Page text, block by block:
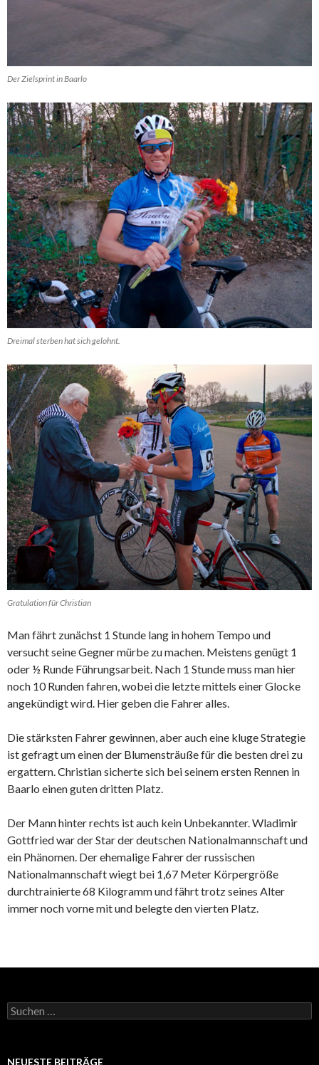
Der Zielsprint in Baarlo
Dreimal sterben hat sich gelohnt.
Gratulation für Christian
Man fährt zunächst 1 Stunde lang in hohem Tempo und
versucht seine Gegner mürbe zu machen. Meistens genügt 1
oder ½ Runde Führungsarbeit. Nach 1 Stunde muss man hier
noch 10 Runden fahren, wobei die letzte mittels einer Glocke
angekündigt wird. Hier geben die Fahrer alles.
Die stärksten Fahrer gewinnen, aber auch eine kluge Strategie
ist gefragt um einen der Blumensträuße für die besten drei zu
ergattern. Christian sicherte sich bei seinem ersten Rennen in
Baarlo einen guten dritten Platz.
Der Mann hinter rechts ist auch kein Unbekannter. Wladimir
Gottfried war der Star der deutschen Nationalmannschaft und
ein Phänomen. Der ehemalige Fahrer der russischen
Nationalmannschaft wiegt bei 1,67 Meter Körpergröße
durchtrainierte 68 Kilogramm und fährt trotz seines Alter
immer noch vorne mit und belegte den vierten Platz.
S
u
e
NEUESTE BEITRÄGE